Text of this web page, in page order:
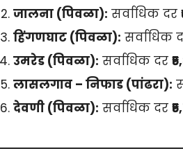
जालना (पिवळा): सर्वाधिक दर
हिंगणघाट (पिवळा): सर्वाधिक
उमरेड (पिवळा): सर्वाधिक दर
लासलगाव – निफाड (पांढरा):
देवणी (पिवळा): सर्वाधिक दर